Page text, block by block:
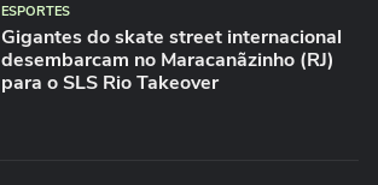
ESPORTES
Gigantes do skate street internacional
desembarcam no Maracanãzinho (RJ)
para o SLS Rio Takeover